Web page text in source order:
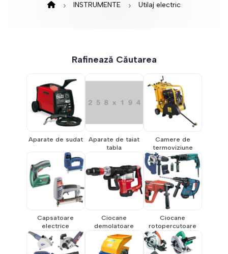
INSTRUMENTE Utilaj electric
Rafinează Căutarea
Aparate de sudat
Aparate de taiat
tabla
Camere de
termoviziune
Capsatoare
electrice
Ciocane
demolatoare
Ciocane
rotopercutoare